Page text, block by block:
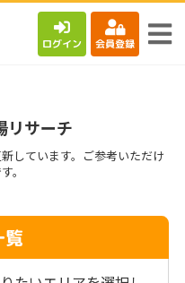
ログイン 会員登録
リサーチ
しています。ご参考いただけ
。